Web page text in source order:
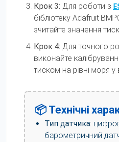
Крок 3: Для роботи з
бібліотеку Adafruit
зчитайте значення
Крок 4: Для точного
виконайте
тиском на рівні моря у
📦 Технічні
Тип датчика:
барометричний